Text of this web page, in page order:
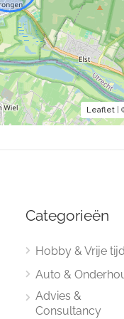
Leaflet|
Categorieën
Hobby & Vrije tijd
Auto &
Advies &
Consultancy